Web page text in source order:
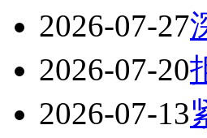
2026-07-27
2026-07-20
2026-07-13